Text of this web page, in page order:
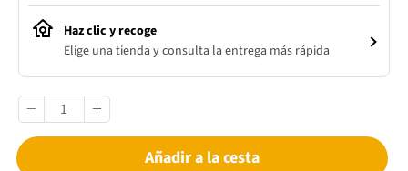
Haz clic y recoge
Elige una tienda y consulta la entrega más rápida
Añadir a la cesta